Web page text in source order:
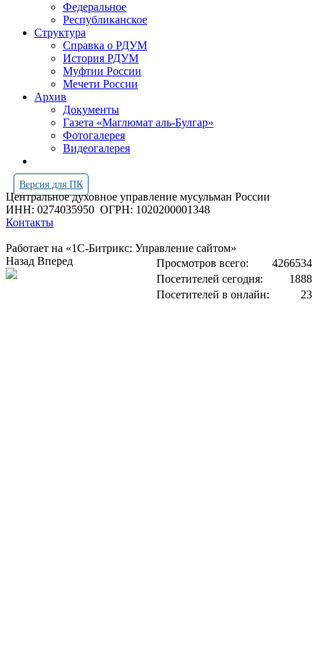
Федеральное
Республиканское
Структура
Справка о РДУМ
История РДУМ
Муфтии России
Мечети России
Архив
Документы
Газета «Маглюмат аль-Булгар»
Фотогалерея
Видеогалерея
Версия для ПК
Центральное духовное управление мусульман России
ИНН: 0274035950 ОГРН: 1020200001348
Контакты
Работает на «1С-Битрикс: Управление сайтом»
Просмотров всего:
4266534
Посетителей сегодня:
1888
Посетителей в онлайн:
23
Назад Вперед